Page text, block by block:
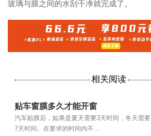
玻璃与膜之间的水刮干净就完成了。
相关阅读
贴车窗膜多久才能开窗
汽车贴膜后，如果是夏天需要3天时间，冬天需要
7天时间。在要求的时间内不...